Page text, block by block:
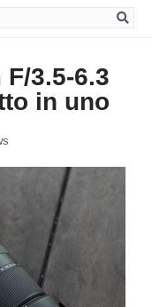
3.5-6.3
in uno